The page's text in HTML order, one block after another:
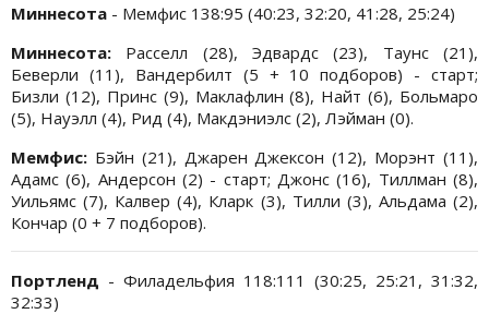
Миннесота - Мемфис 138:95 (40:23, 32:20, 41:28, 25:24)
Миннесота: Расселл (28), Эдвардс (23), Таунс (21),
Беверли (11), Вандербилт (5 + 10 подборов) - старт;
Бизли (12), Принс (9), Маклафлин (8), Найт (6), Больмаро
(5), Науэлл (4), Рид (4), Макдэниэлс (2), Лэйман (0).
Мемфис: Бэйн (21), Джарен Джексон (12), Морэнт (11),
Адамс (6), Андерсон (2) - старт; Джонс (16), Тиллман (8),
Уильямс (7), Калвер (4), Кларк (3), Тилли (3), Альдама (2),
Кончар (0 + 7 подборов).
Портленд - Филадельфия 118:111 (30:25, 25:21, 31:32,
32:33)